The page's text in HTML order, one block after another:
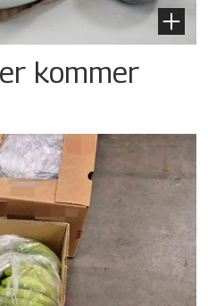
kommer